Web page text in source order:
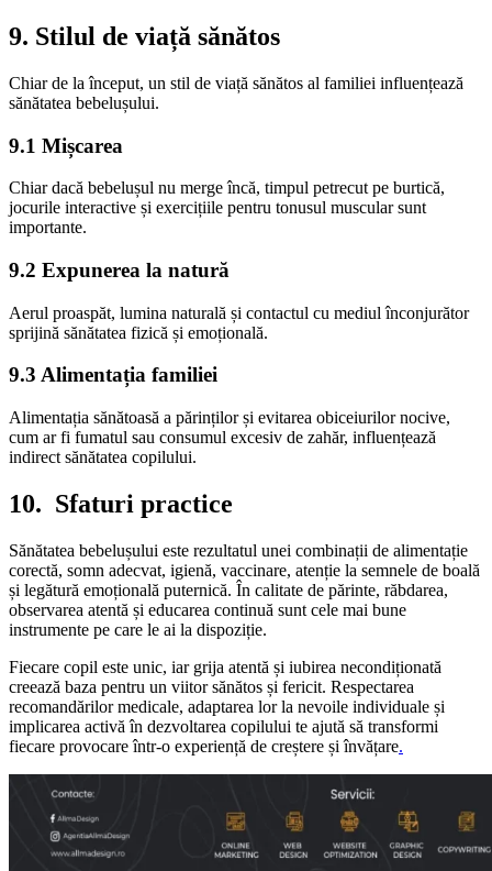
9. Stilul de viață sănătos
Chiar de la început, un stil de viață sănătos al familiei influențează
sănătatea bebelușului.
9.1 Mișcarea
Chiar dacă bebelușul nu merge încă, timpul petrecut pe burtică,
jocurile interactive și exercițiile pentru tonusul muscular sunt
importante.
9.2 Expunerea la natură
Aerul proaspăt, lumina naturală și contactul cu mediul înconjurător
sprijină sănătatea fizică și emoțională.
9.3 Alimentația familiei
Alimentația sănătoasă a părinților și evitarea obiceiurilor nocive,
cum ar fi fumatul sau consumul excesiv de zahăr, influențează
indirect sănătatea copilului.
10. Sfaturi practice
Sănătatea bebelușului este rezultatul unei combinații de alimentație
corectă, somn adecvat, igienă, vaccinare, atenție la semnele de boală
și legătură emoțională puternică. În calitate de părinte, răbdarea,
observarea atentă și educarea continuă sunt cele mai bune
instrumente pe care le ai la dispoziție.
Fiecare copil este unic, iar grija atentă și iubirea necondiționată
creează baza pentru un viitor sănătos și fericit. Respectarea
recomandărilor medicale, adaptarea lor la nevoile individuale și
implicarea activă în dezvoltarea copilului te ajută să transformi
fiecare provocare într-o experiență de creștere și învățare.